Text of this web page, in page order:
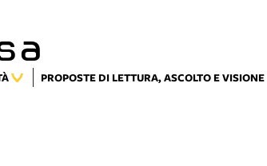
PROPOSTE DI LETTURA, ASCOLTO E VISIONE